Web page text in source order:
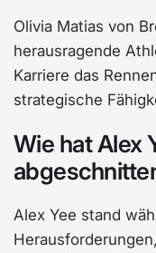
Olivia Matias von
herausragende
Karriere das
strategische
Wie hat Alex
Alex Yee stand